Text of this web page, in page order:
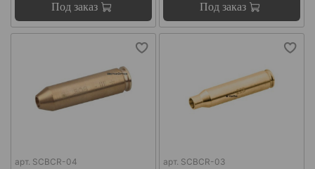
Под заказ Под заказ
арт. SCBCR-04 арт. SCBCR-03